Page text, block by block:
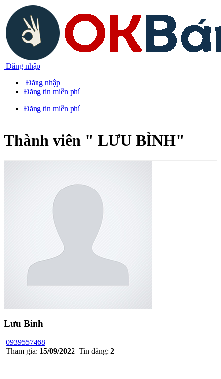
Đăng nhập
Đăng nhập
Đăng tin miễn phí
Đăng tin miễn phí
Thành viên " LƯU BÌNH"
Lưu Bình
0939557468
Tham gia: 15/09/2022 Tin đăng: 2